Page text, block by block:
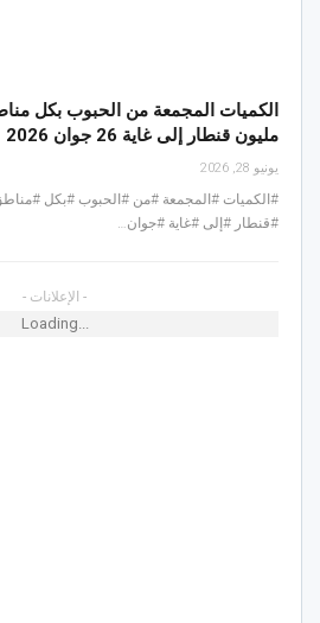
مليون قنطار إلى غاية 26 جوان 2026
يونيو 28, 2026
#الكميات #المجمعة #من #الحبوب #بكل
#قنطار #إلى #غاية #جوان…
- الإعلانات -
Loading...